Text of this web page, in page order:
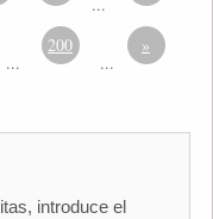
...
200
...
»
introduce el